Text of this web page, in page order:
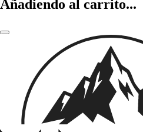
Añadiendo al carrito...